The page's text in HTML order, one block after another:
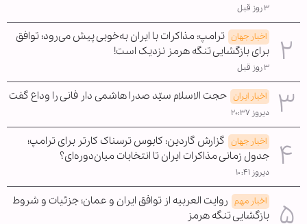
۳ روز قبل
اخبار جهان ترامپ: مذاکرات با ایران به‌خوبی پیش می‌رود؛ توافق
برای بازگشایی تنگه هرمز نزدیک است!
۳ روز قبل
اخبار ایران حجت الاسلام سیّد صدرا هاشمی دار فانی را وداع گفت
دیروز ۲۰:۳۷
اخبار جهان گزارش گاردین: کابوس ترسناک کارتر برای ترامپ؛
جدول زمانی مذاکرات ایران تا انتخابات میان‌دوره‌ای؟
دیروز ۱۰:۴۱
اخبار مهم روایت العربیه از توافق ایران و عمان؛ جزئیات و شروط
بازگشایی تنگه هرمز